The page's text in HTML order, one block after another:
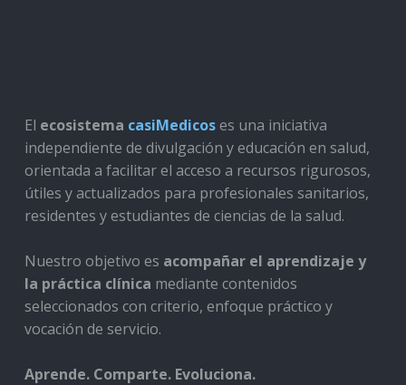
El ecosistema casiMedicoses una iniciativa
independiente de divulgación y educación en salud,
orientada a facilitar el acceso a recursos rigurosos,
útiles y actualizados para profesionales sanitarios,
residentes y estudiantes de ciencias de la salud.
Nuestro objetivo es acompañar el aprendizaje y
la práctica clínica mediante contenidos
seleccionados con criterio, enfoque práctico y
vocación de servicio.
Aprende. Comparte. Evoluciona.